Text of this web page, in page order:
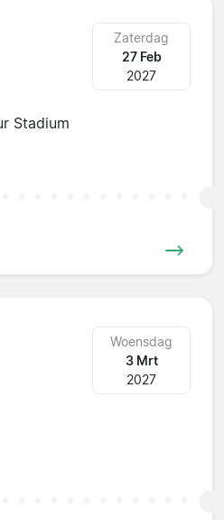
Zaterdag
27 Feb
2027
Stadium
Woensdag
3 Mrt
2027